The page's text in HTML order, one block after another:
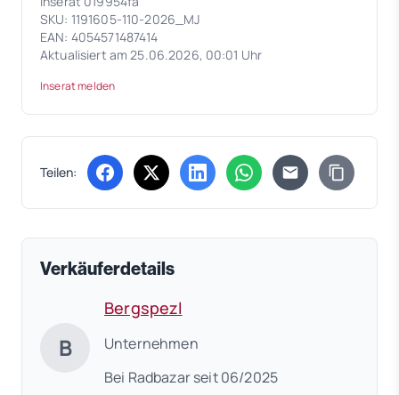
SKU: 1191605-110-2026_MJ
EAN: 4054571487414
Aktualisiert am 25.06.2026, 00:01 Uhr
Inserat melden
Teilen: (öffnet in neuem Tab)
(öffnet in neuem Tab)
(öffnet in neuem Tab)
(öffnet in neuem Tab)
Verkäuferdetails
B
Bergspezl
Unternehmen
Bei Radbazar seit 06/2025